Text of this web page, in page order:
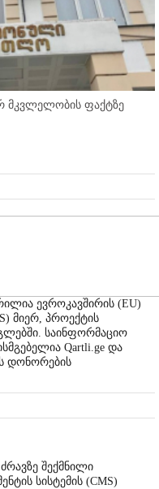
მკვლელობის ფაქტზე
ევროკავშირის (EU)
მიერ, პროექტის
საინფორმაციო
Qartli.ge და
დონორების
შექმნილი
სისტემის (CMS)